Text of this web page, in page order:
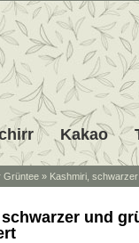
Kakao
Grüntee » Kashmiri,
und